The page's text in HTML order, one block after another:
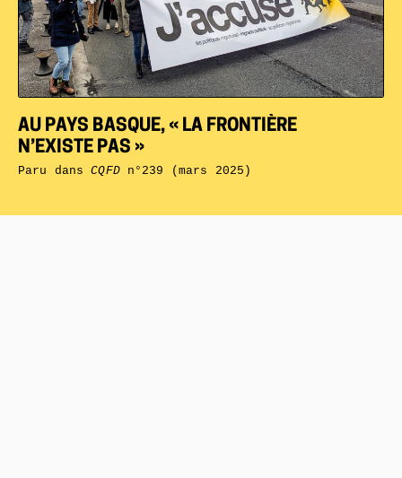
AU PAYS BASQUE, « LA FRONTIÈRE
N’EXISTE PAS »
Paru dansCQFDn°239 (mars 2025)